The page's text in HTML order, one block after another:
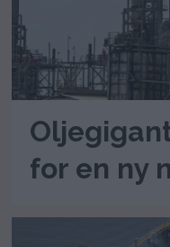
for en ny